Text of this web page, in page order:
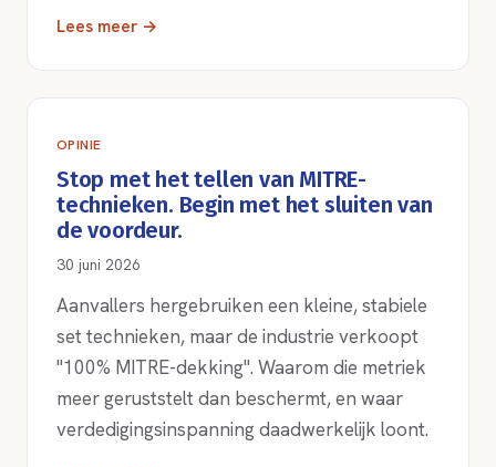
Lees meer →
OPINIE
Stop met het tellen van MITRE-
technieken. Begin met het sluiten van
de voordeur.
30 juni 2026
Aanvallers hergebruiken een kleine, stabiele
set technieken, maar de industrie verkoopt
"100% MITRE-dekking". Waarom die metriek
meer geruststelt dan beschermt, en waar
verdedigingsinspanning daadwerkelijk loont.